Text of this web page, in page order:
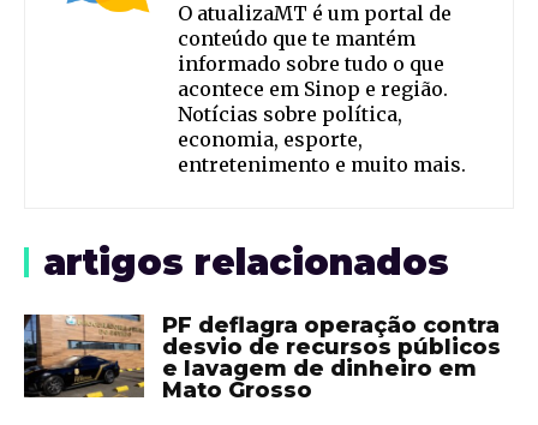
O atualizaMT é um portal de
conteúdo que te mantém
informado sobre tudo o que
acontece em Sinop e região.
Notícias sobre política,
economia, esporte,
entretenimento e muito mais.
artigos relacionados
PF deflagra operação contra
desvio de recursos públicos
e lavagem de dinheiro em
Mato Grosso